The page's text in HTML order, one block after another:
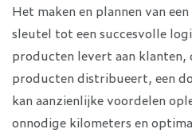
Het maken en plannen van
sleutel tot een succesvolle
producten levert aan klanten,
producten distribueert, een
kan aanzienlijke voordelen
onnodige kilometers en